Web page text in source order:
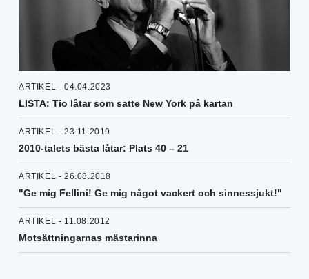
ARTIKEL - 04.04.2023
LISTA: Tio låtar som satte New York på kartan
ARTIKEL - 23.11.2019
2010-talets bästa låtar: Plats 40 – 21
ARTIKEL - 26.08.2018
"Ge mig Fellini! Ge mig något vackert och sinnessjukt!"
ARTIKEL - 11.08.2012
Motsättningarnas mästarinna